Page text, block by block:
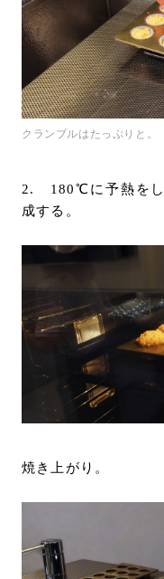
クランブルはたっぷりと。
2. 180℃に予熱をし
成する。
焼き上がり。